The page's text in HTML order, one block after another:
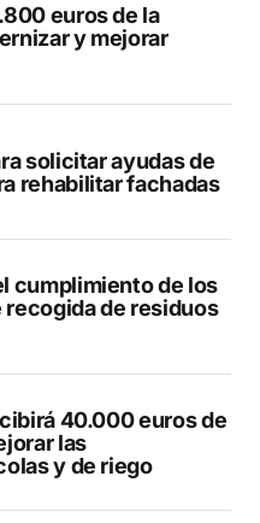
euros de la
y mejorar
solicitar ayudas de
rehabilitar fachadas
cumplimiento de los
de residuos
40.000 euros de
las
y de riego